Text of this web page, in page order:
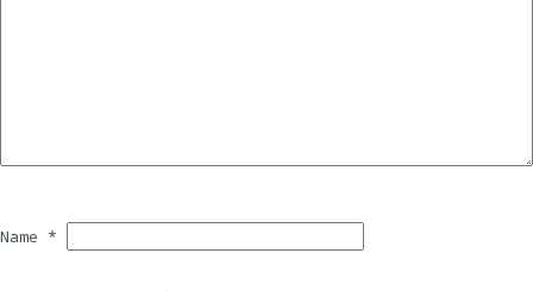
Name *